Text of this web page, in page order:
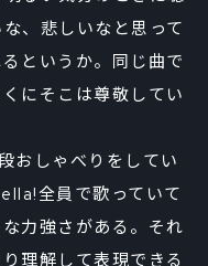
、悲しいなと思って
というか。同じ曲で
にそこは尊敬してい
おしゃべりをしてい
全員で歌っていて
力強さがある。それ
理解して表現できる